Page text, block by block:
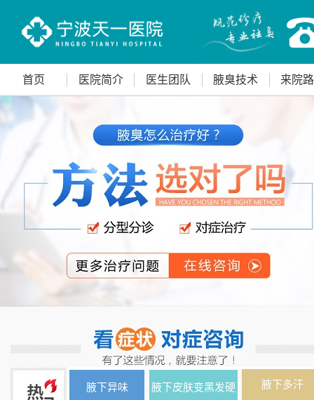
首页 医院简介 医生团队 腋臭技术 来院
腋下异味 腋下皮肤变黑发硬 腋下多汗